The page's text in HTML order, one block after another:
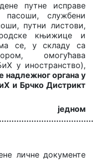
путне исправе
пасоши, службени
путни листови,
књижице и
се, у складу са
омогућава
у иностранство),
надлежног органа у
и Брчко Дистрикт
једном
личне документе